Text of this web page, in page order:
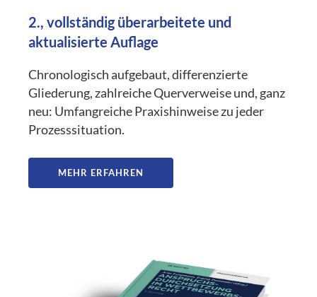
2., vollständig überarbeitete und
aktualisierte Auflage
Chronologisch aufgebaut, differenzierte
Gliederung, zahlreiche Querverweise und, ganz
neu: Umfangreiche Praxishinweise zu jeder
Prozesssituation.
MEHR ERFAHREN